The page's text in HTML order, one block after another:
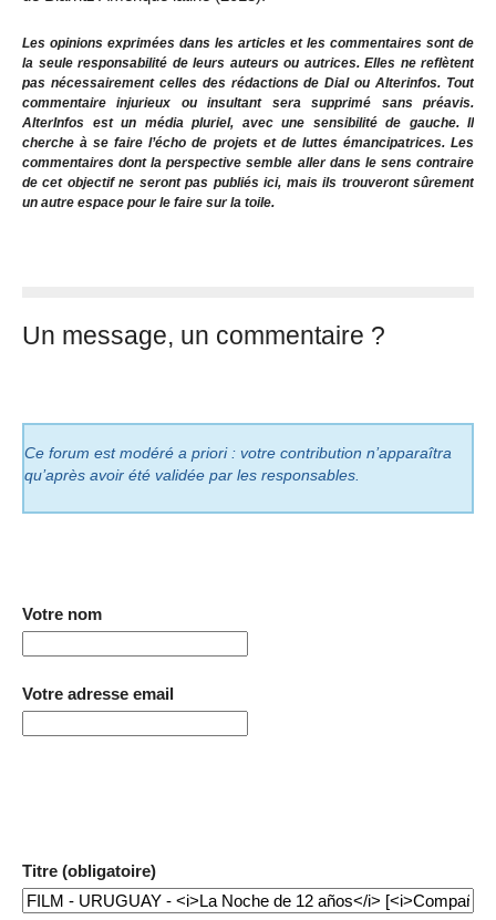
Les opinions exprimées dans les articles et les commentaires sont de
la seule responsabilité de leurs auteurs ou autrices. Elles ne reflètent
pas nécessairement celles des rédactions de Dial ou Alterinfos. Tout
commentaire injurieux ou insultant sera supprimé sans préavis.
AlterInfos est un média pluriel, avec une sensibilité de gauche. Il
cherche à se faire l’écho de projets et de luttes émancipatrices. Les
commentaires dont la perspective semble aller dans le sens contraire
de cet objectif ne seront pas publiés ici, mais ils trouveront sûrement
un autre espace pour le faire sur la toile.
Un message, un commentaire ?
Ce forum est modéré a priori : votre contribution n’apparaîtra
qu’après avoir été validée par les responsables.
Votre nom
Votre adresse email
Titre (obligatoire)